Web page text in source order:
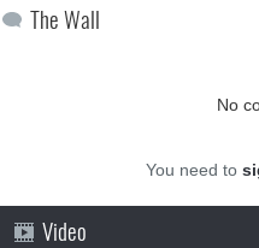
The Wall
No
You need to
Video